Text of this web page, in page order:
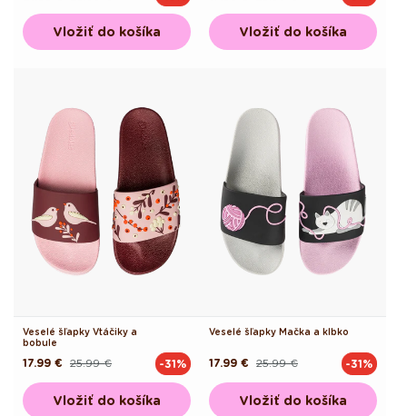
Vložiť do košíka Vložiť do košíka
Veselé šľapky Vtáčiky a
bobule
Pôvodná25.99 €
Akciová
17.99 € -31%
Vložiť do košíka
Veselé šľapky Mačka a klbko
Pôvodná25.99 €
Akciová
17.99 € -31%
Vložiť do košíka